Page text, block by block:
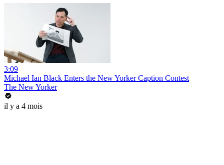
3:09
Michael Ian Black Enters the New Yorker Caption Contest
The New Yorker
il y a 4 mois